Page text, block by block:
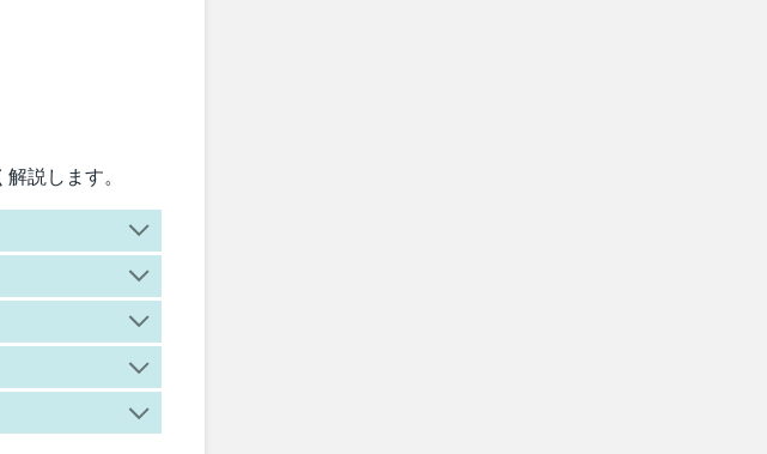
説します。